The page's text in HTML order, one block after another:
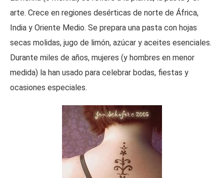
arte. Crece en regiones desérticas de norte de África,
India y Oriente Medio. Se prepara una pasta con hojas
secas molidas, jugo de limón, azúcar y aceites esenciales.
Durante miles de años, mujeres (y hombres en menor
medida) la han usado para celebrar bodas, fiestas y
ocasiones especiales.